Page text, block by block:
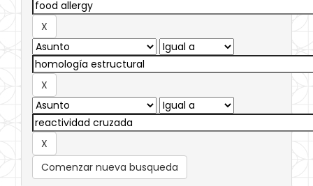
Comenzar nueva busqueda